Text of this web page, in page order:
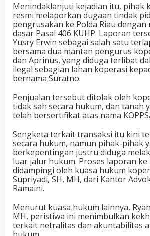
Menindaklanjuti kejadian itu, pihak
resmi melaporkan dugaan tindak
pengrusakan ke Polda Riau
dasar Pasal 406 KUHP. Laporan
Yusry Erwin sebagai salah satu
bersama dua mantan pengurus
dan Aprinus, yang diduga terlibat
ilegal sebagian lahan koperasi
bernama Suratno.
Penjualan tersebut ditolak oleh
tidak sah secara hukum, dan tanah
telah bersertifikat atas nama
Sengketa terkait transaksi itu kini
secara hukum, namun pihak-pihak
berkepentingan justru diduga
luar jalur hukum. Proses laporan
didampingi oleh kuasa hukum
Supriyadi, SH, MH, dari Kantor
Ramaini.
Menurut kuasa hukum lainnya,
MH, peristiwa ini menimbulkan
terkait netralitas dan akuntabilitas